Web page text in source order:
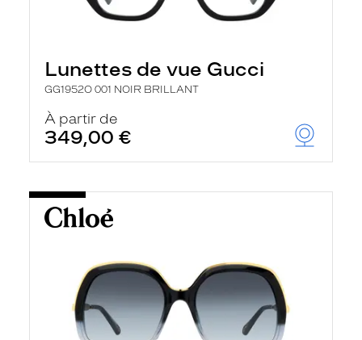
Lunettes de vue Gucci
GG1952O 001 NOIR BRILLANT
À partir de
349,00 €